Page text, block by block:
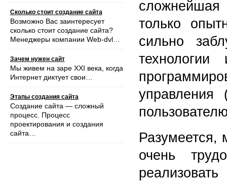
Сколько стоит создание сайта
Возможно Вас заинтересует
сколько стоит создание сайта?
Менеджеры компании Web-dvl…
Зачем нужен сайт
Мы живем на заре XXI века, когда
Интернет диктует свои…
Этапы создания сайта
Создание сайта — сложный
процесс. Процесс
проектирования и создания
сайта…
сложнейшая
только
сильно
управления
очень